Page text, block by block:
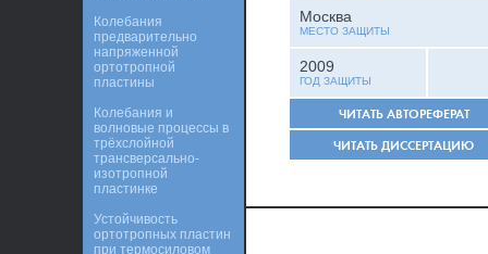
Москва
МЕСТО ЗАЩИТЫ
2009
ГОД ЗАЩИТЫ
ЧИТАТЬ АВТОРЕФЕРАТ
ЧИТАТЬ ДИССЕРТАЦИЮ
Колебания
предварительно
напряженной
ортотропной
пластины
Колебания и
волновые процессы в
трёхслойной
трансверсально-
изотропной
пластинке
Устойчивость
ортотропных пластин
при термосиловом